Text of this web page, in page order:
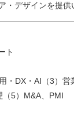
・デザインを提供
ト​​
・DX・AI（3）
（5）M&A、PMI​